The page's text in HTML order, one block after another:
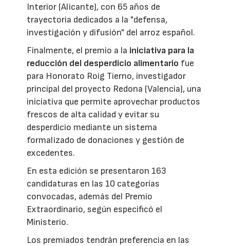
Interior (Alicante), con 65 años de
trayectoria dedicados a la "defensa,
investigación y difusión" del arroz español.
Finalmente, el premio a la iniciativa para la
reducción del desperdicio alimentario fue
para Honorato Roig Tierno, investigador
principal del proyecto Redona (Valencia), una
iniciativa que permite aprovechar productos
frescos de alta calidad y evitar su
desperdicio mediante un sistema
formalizado de donaciones y gestión de
excedentes.
En esta edición se presentaron 163
candidaturas en las 10 categorías
convocadas, además del Premio
Extraordinario, según especificó el
Ministerio.
Los premiados tendrán preferencia en las